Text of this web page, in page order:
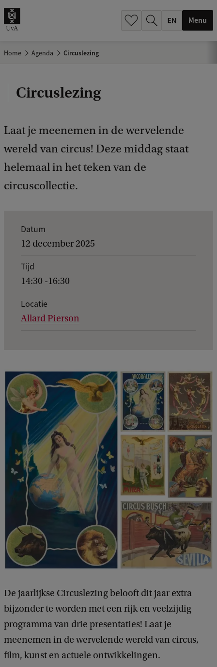
Menu
Home Agenda Circuslezing
Circuslezing
Laat je meenemen in de wervelende
wereld van circus! Deze middag staat
helemaal in het teken van de
circuscollectie.
n
s
m
e
n
C
i
r
c
u
Datum
12 december 2025
Tijd
14:30 -16:30
Locatie
Allard Pierson
De jaarlijkse Circuslezing belooft dit jaar extra
bijzonder te worden met een rijk en veelzijdig
programma van drie presentaties! Laat je
meenemen in de wervelende wereld van circus,
film, kunst en actuele ontwikkelingen.